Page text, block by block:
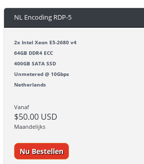
NL Encoding RDP-5
2x Intel Xeon E5-2680 v4
64GB DDR4 ECC
400GB SATA SSD
Unmetered @ 10Gbps
Netherlands
Vanaf
$50.00 USD
Maandelijks
Nu Bestellen